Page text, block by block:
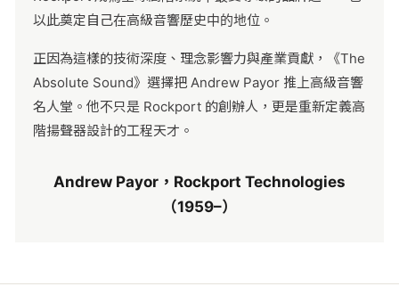
以此奠定自己在高級音響歷史中的地位。
正因為這樣的技術深度、理念影響力與產業貢獻，《The
Absolute Sound》選擇把 Andrew Payor 推上高級音響
名人堂。他不只是 Rockport 的創辦人，更是重新定義高
階揚聲器設計的工程天才。
Andrew Payor，Rockport Technologies
（1959–）